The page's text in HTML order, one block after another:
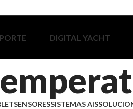
DIGITAL YACHT
SENSORESSISTEMAS AIS